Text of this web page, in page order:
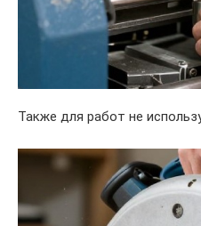
Также для работ не